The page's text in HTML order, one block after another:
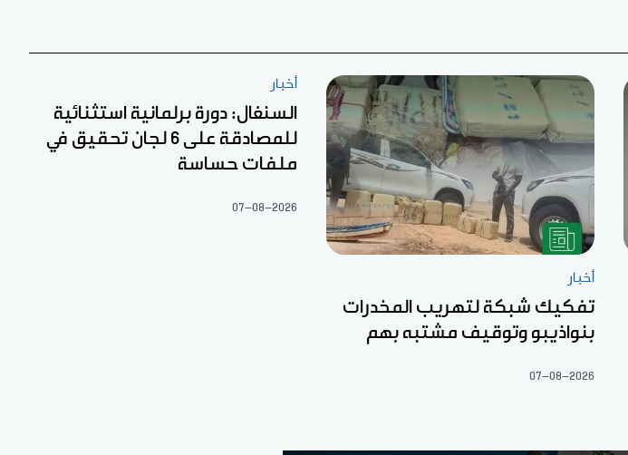
أخبار
تفكيك شبكة لتهريب المخدرات
بنواذيبو وتوقيف مشتبه بهم
07-08-2026
أخبار
السنغال: دورة برلمانية استثنائية
للمصادقة على 6 لجان تحقيق في
ملفات حساسة
07-08-2026